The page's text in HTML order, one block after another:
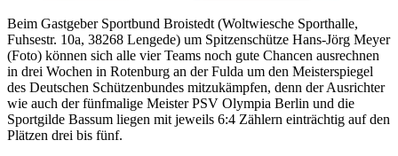
Beim Gastgeber Sportbund Broistedt (Woltwiesche Sporthalle,
Fuhsestr. 10a, 38268 Lengede) um Spitzenschütze Hans-Jörg Meyer
(Foto) können sich alle vier Teams noch gute Chancen ausrechnen
in drei Wochen in Rotenburg an der Fulda um den Meisterspiegel
des Deutschen Schützenbundes mitzukämpfen, denn der Ausrichter
wie auch der fünfmalige Meister PSV Olympia Berlin und die
Sportgilde Bassum liegen mit jeweils 6:4 Zählern einträchtig auf den
Plätzen drei bis fünf.